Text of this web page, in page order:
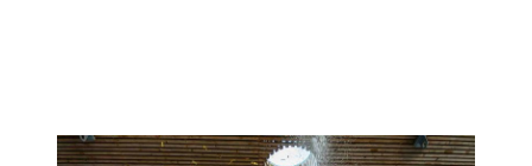
Martin Kalina feiert seinen Triumph. Zweiter wurde Zdeněk Mařas (l.)